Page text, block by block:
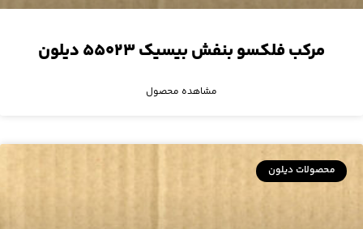
مرکب فلکسو بنفش بیسیک ۵۵۰۲۳ دیلون
مشاهده محصول
محصولات دیلون